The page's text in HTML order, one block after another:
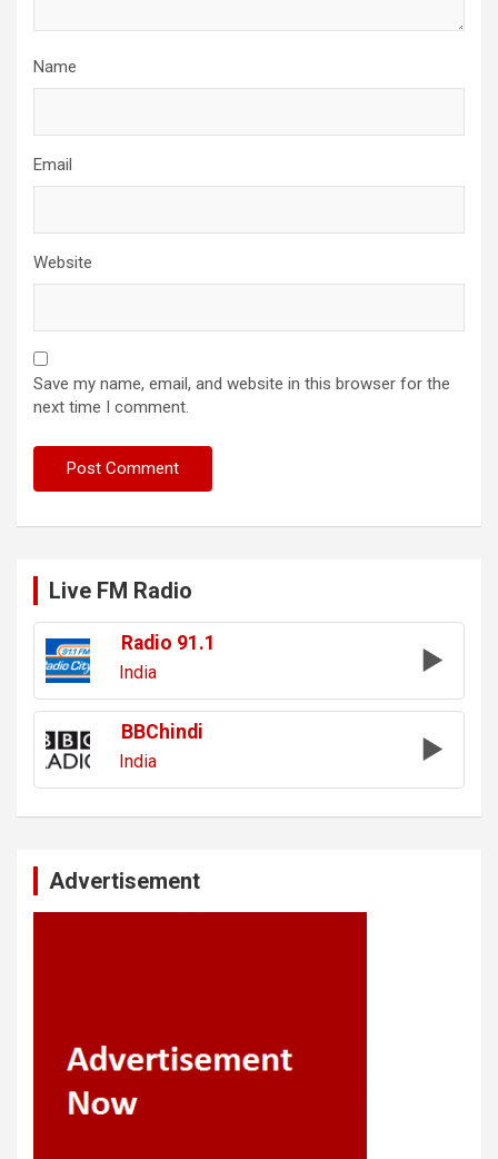
Name
Email
Website
Save my name, email, and website in this browser for the
next time I comment.
Live FM Radio
Radio 91.1
India
BBChindi
India
Advertisement